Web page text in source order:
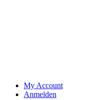
My Account
Anmelden